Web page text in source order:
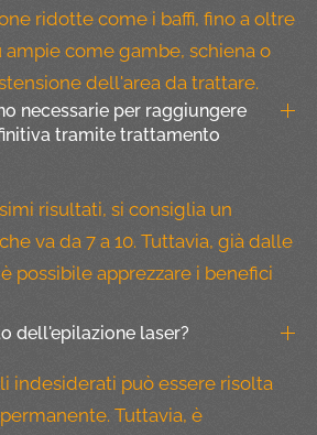
ridotte come i baffi, fino a oltre
ampie come gambe, schiena o
dell'area da trattare.
necessarie per raggiungere
tramite trattamento
risultati, si consiglia un
va da 7 a 10. Tuttavia, già dalle
possibile apprezzare i benefici
dell'epilazione laser?
indesiderati può essere risolta
Tuttavia, è